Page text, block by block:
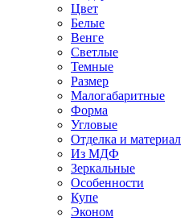
Цвет
Белые
Венге
Светлые
Темные
Размер
Малогабаритные
Форма
Угловые
Отделка и материал
Из МДФ
Зеркальные
Особенности
Купе
Эконом